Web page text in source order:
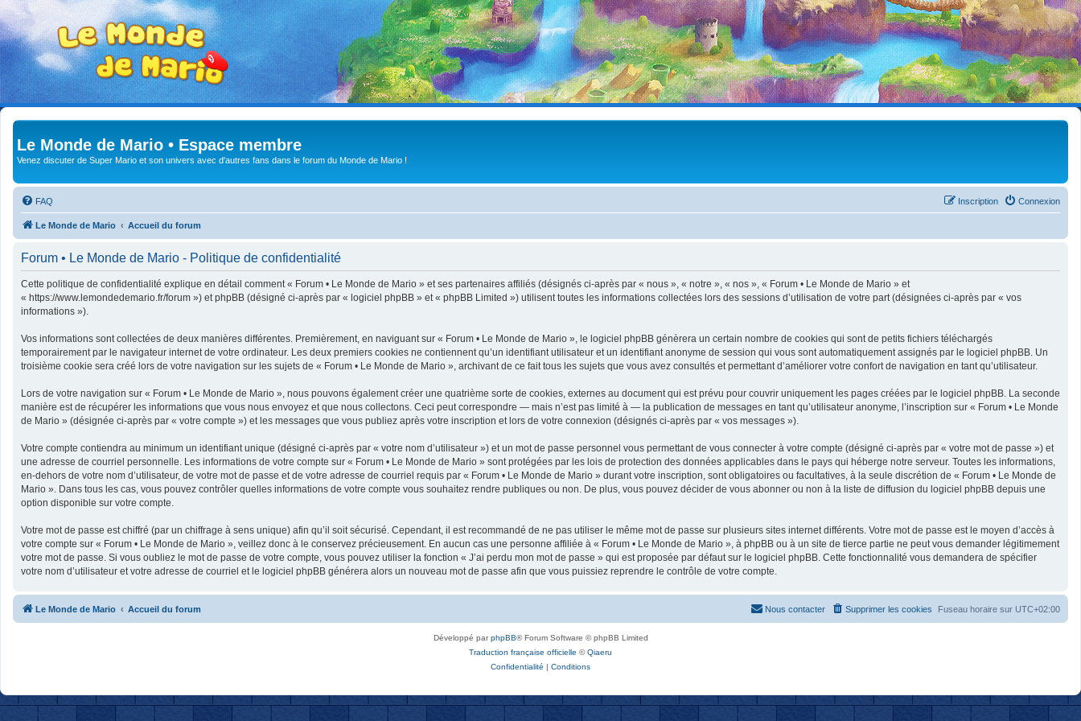
Le Monde de Mario • Espace membre
Venez discuter de Super Mario et son univers avec d'autres fans dans le forum du Monde de Mario !
FAQ Connexion
Inscription
Le Monde de Mario Accueil du forum
Forum • Le Monde de Mario - Politique de confidentialité
Cette politique de confidentialité explique en détail comment « Forum • Le Monde de Mario » et ses partenaires affiliés (désignés ci-après par « nous », « notre », « nos », « Forum • Le Monde de Mario » et
« https://www.lemondedemario.fr/forum ») et phpBB (désigné ci-après par « logiciel phpBB » et « phpBB Limited ») utilisent toutes les informations collectées lors des sessions d’utilisation de votre part (désignées ci-après par « vos
informations »).
Vos informations sont collectées de deux manières différentes. Premièrement, en naviguant sur « Forum • Le Monde de Mario », le logiciel phpBB génèrera un certain nombre de cookies qui sont de petits fichiers téléchargés
temporairement par le navigateur internet de votre ordinateur. Les deux premiers cookies ne contiennent qu’un identifiant utilisateur et un identifiant anonyme de session qui vous sont automatiquement assignés par le logiciel phpBB. Un
troisième cookie sera créé lors de votre navigation sur les sujets de « Forum • Le Monde de Mario », archivant de ce fait tous les sujets que vous avez consultés et permettant d’améliorer votre confort de navigation en tant qu’utilisateur.
Lors de votre navigation sur « Forum • Le Monde de Mario », nous pouvons également créer une quatrième sorte de cookies, externes au document qui est prévu pour couvrir uniquement les pages créées par le logiciel phpBB. La seconde
manière est de récupérer les informations que vous nous envoyez et que nous collectons. Ceci peut correspondre — mais n’est pas limité à — la publication de messages en tant qu’utilisateur anonyme, l’inscription sur « Forum • Le Monde
de Mario » (désignée ci-après par « votre compte ») et les messages que vous publiez après votre inscription et lors de votre connexion (désignés ci-après par « vos messages »).
Votre compte contiendra au minimum un identifiant unique (désigné ci-après par « votre nom d’utilisateur ») et un mot de passe personnel vous permettant de vous connecter à votre compte (désigné ci-après par « votre mot de passe ») et
une adresse de courriel personnelle. Les informations de votre compte sur « Forum • Le Monde de Mario » sont protégées par les lois de protection des données applicables dans le pays qui héberge notre serveur. Toutes les informations,
en-dehors de votre nom d’utilisateur, de votre mot de passe et de votre adresse de courriel requis par « Forum • Le Monde de Mario » durant votre inscription, sont obligatoires ou facultatives, à la seule discrétion de « Forum • Le Monde de
Mario ». Dans tous les cas, vous pouvez contrôler quelles informations de votre compte vous souhaitez rendre publiques ou non. De plus, vous pouvez décider de vous abonner ou non à la liste de diffusion du logiciel phpBB depuis une
option disponible sur votre compte.
Votre mot de passe est chiffré (par un chiffrage à sens unique) afin qu’il soit sécurisé. Cependant, il est recommandé de ne pas utiliser le même mot de passe sur plusieurs sites internet différents. Votre mot de passe est le moyen d’accès à
votre compte sur « Forum • Le Monde de Mario », veillez donc à le conservez précieusement. En aucun cas une personne affiliée à « Forum • Le Monde de Mario », à phpBB ou à un site de tierce partie ne peut vous demander légitimement
votre mot de passe. Si vous oubliez le mot de passe de votre compte, vous pouvez utiliser la fonction « J’ai perdu mon mot de passe » qui est proposée par défaut sur le logiciel phpBB. Cette fonctionnalité vous demandera de spécifier
votre nom d’utilisateur et votre adresse de courriel et le logiciel phpBB générera alors un nouveau mot de passe afin que vous puissiez reprendre le contrôle de votre compte.
Le Monde de Mario Accueil du forum Fuseau horaire sur UTC+02:00
Supprimer les cookies
Nous contacter
Développé parphpBB® Forum Software © phpBB Limited
Traduction française officielle ©Qiaeru
Confidentialité | Conditions